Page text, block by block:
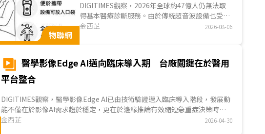
物聯網
DIGITIMES觀察，2026年全球約47億人仍無法取
得基本醫療診斷服務。由於傳統超音波設備也受限
於價格、體積及檢查排程，難以延伸至第一線場
中，產品架構最接近ICT產品的一類。隨著POCUS
需求增加，醫療設備大廠、超音波新創與台灣ICT
金西芷 2026-08-06
醫學影像Edge AI邁向臨床導入期 台廠關鍵在於醫用
平台整合
DIGITIMES觀察，醫學影像Edge AI已由技術驗證邁入臨床導入階段，發展動
能不僅在於影像AI需求趨於穩定，更在於邊緣推論有效縮短急重症決策時
間，推動醫療影像系統轉向即時處理的雲邊協作架構。在此趨勢下，產業由
金西芷 2026-04-30